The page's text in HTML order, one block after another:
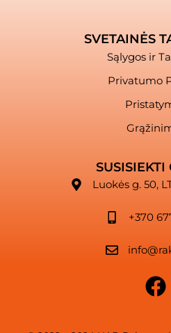
SVETAINĖS
Sąlygos ir
Privatumo
SUSISIEKTI
Luokės g. 50,
+370